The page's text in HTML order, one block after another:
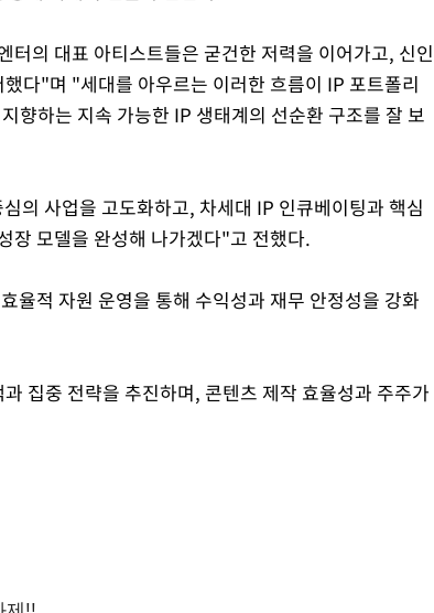
의 대표 아티스트들은 굳건한 저력을 이어가고, 신인
다"며 "세대를 아우르는 이러한 흐름이 IP 포트폴리
향하는 지속 가능한 IP 생태계의 선순환 구조를 잘 보
의 사업을 고도화하고, 차세대 IP 인큐베이팅과 핵심
장 모델을 완성해 나가겠다"고 전했다.
율적 자원 운영을 통해 수익성과 재무 안정성을 강화
집중 전략을 추진하며, 콘텐츠 제작 효율성과 주주가